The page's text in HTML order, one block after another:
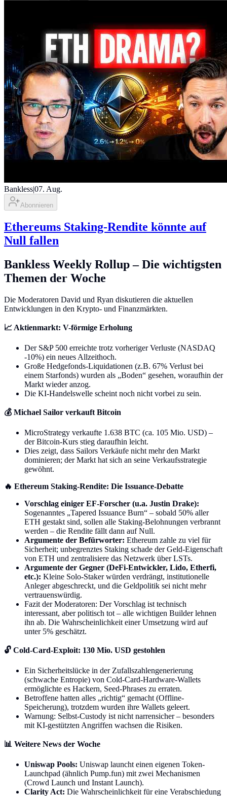
Bankless|07. Aug.
Abonnieren
Ethereums Staking-Rendite könnte auf
Null fallen
Bankless Weekly Rollup – Die wichtigsten
Themen der Woche
Die Moderatoren David und Ryan diskutieren die aktuellen
Entwicklungen in den Krypto- und Finanzmärkten.
📈 Aktienmarkt: V-förmige Erholung
Der S&P 500 erreichte trotz vorheriger Verluste (NASDAQ
-10%) ein neues Allzeithoch.
Große Hedgefonds-Liquidationen (z.B. 67% Verlust bei
einem Starfonds) wurden als „Boden“ gesehen, woraufhin der
Markt wieder anzog.
Die KI-Handelswelle scheint noch nicht vorbei zu sein.
💰 Michael Sailor verkauft Bitcoin
MicroStrategy verkaufte 1.638 BTC (ca. 105 Mio. USD) –
der Bitcoin-Kurs stieg daraufhin leicht.
Dies zeigt, dass Sailors Verkäufe nicht mehr den Markt
dominieren; der Markt hat sich an seine Verkaufsstrategie
gewöhnt.
🔥 Ethereum Staking-Rendite: Die Issuance-Debatte
Vorschlag einiger EF-Forscher (u.a. Justin Drake):
Sogenanntes „Tapered Issuance Burn“ – sobald 50% aller
ETH gestakt sind, sollen alle Staking-Belohnungen verbrannt
werden – die Rendite fällt dann auf Null.
Argumente der Befürworter: Ethereum zahle zu viel für
Sicherheit; unbegrenztes Staking schade der Geld-Eigenschaft
von ETH und zentralisiere das Netzwerk über LSTs.
Argumente der Gegner (DeFi-Entwickler, Lido, Etherfi,
etc.): Kleine Solo-Staker würden verdrängt, institutionelle
Anleger abgeschreckt, und die Geldpolitik sei nicht mehr
vertrauenswürdig.
Fazit der Moderatoren: Der Vorschlag ist technisch
interessant, aber politisch tot – alle wichtigen Builder lehnen
ihn ab. Die Wahrscheinlichkeit einer Umsetzung wird auf
unter 5% geschätzt.
🔓 Cold-Card-Exploit: 130 Mio. USD gestohlen
Ein Sicherheitslücke in der Zufallszahlengenerierung
(schwache Entropie) von Cold-Card-Hardware-Wallets
ermöglichte es Hackern, Seed-Phrases zu erraten.
Betroffene hatten alles „richtig“ gemacht (Offline-
Speicherung), trotzdem wurden ihre Wallets geleert.
Warnung: Selbst-Custody ist nicht narrensicher – besonders
mit KI-gestützten Angriffen wachsen die Risiken.
📊 Weitere News der Woche
Uniswap Pools: Uniswap launcht einen eigenen Token-
Launchpad (ähnlich Pump.fun) mit zwei Mechanismen
(Crowd Launch und Instant Launch).
Clarity Act: Die Wahrscheinlichkeit für eine Verabschiedung